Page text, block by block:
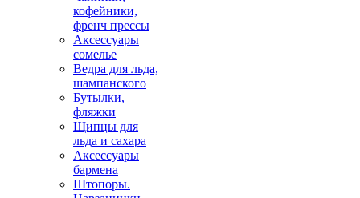
кофейники,
френч прессы
Аксессуары
сомелье
Ведра для льда,
шампанского
Бутылки,
фляжки
Щипцы для
льда и сахара
Аксессуары
бармена
Штопоры.